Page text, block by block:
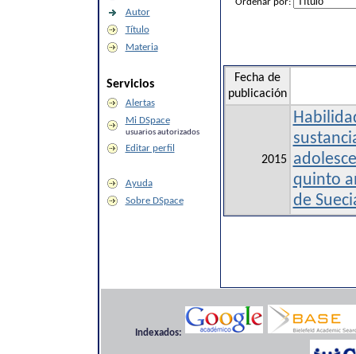
Autor
Título
Materia
Servicios
Alertas
Mi DSpace
usuarios autorizados
Editar perfil
Ayuda
Sobre DSpace
Ordenar por:
Fecha de
publicación
2015
quinto
de
Indexados: